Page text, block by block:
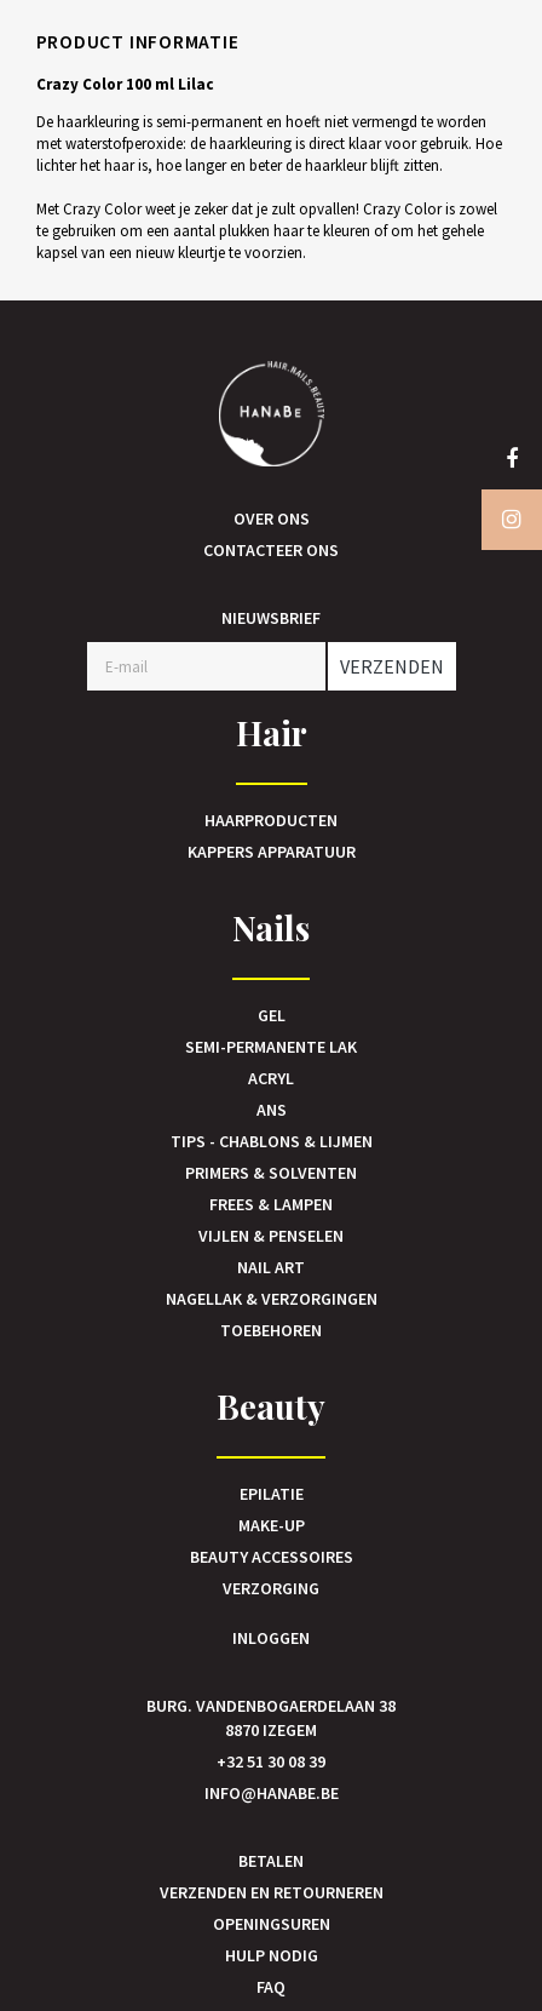
PRODUCT INFORMATIE
Crazy Color 100 ml Lilac
De haarkleuring is semi-permanent en hoeft niet vermengd te worden
met waterstofperoxide: de haarkleuring is direct klaar voor gebruik. Hoe
lichter het haar is, hoe langer en beter de haarkleur blijft zitten.
Met Crazy Color weet je zeker dat je zult opvallen! Crazy Color is zowel
te gebruiken om een aantal plukken haar te kleuren of om het gehele
kapsel van een nieuw kleurtje te voorzien.
OVER ONS
CONTACTEER ONS
NIEUWSBRIEF
VERZENDEN
Hair
HAARPRODUCTEN
KAPPERS APPARATUUR
Nails
GEL
SEMI-PERMANENTE LAK
ACRYL
ANS
TIPS - CHABLONS & LIJMEN
PRIMERS & SOLVENTEN
FREES & LAMPEN
VIJLEN & PENSELEN
NAIL ART
NAGELLAK & VERZORGINGEN
TOEBEHOREN
Beauty
EPILATIE
MAKE-UP
BEAUTY ACCESSOIRES
VERZORGING
INLOGGEN
BURG. VANDENBOGAERDELAAN 38
8870 IZEGEM
+32 51 30 08 39
INFO@HANABE.BE
BETALEN
VERZENDEN EN RETOURNEREN
OPENINGSUREN
HULP NODIG
FAQ